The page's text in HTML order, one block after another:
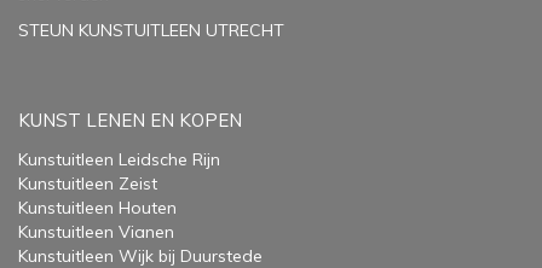
STEUN KUNSTUITLEEN UTRECHT
KUNST LENEN EN KOPEN
Kunstuitleen Leidsche Rijn
Kunstuitleen Zeist
Kunstuitleen Houten
Kunstuitleen Vianen
Kunstuitleen Wijk bij Duurstede